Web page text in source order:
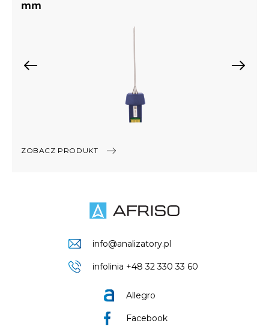
mm
ZOBACZ PRODUKT
info@analizatory.pl
infolinia +48 32 330 33 60
Allegro
Facebook